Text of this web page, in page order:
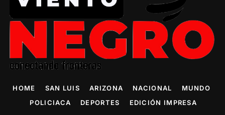
HOME SAN LUIS ARIZONA NACIONAL
MUNDO
POLICIACA
DEPORTES EDICIÓN IMPRESA